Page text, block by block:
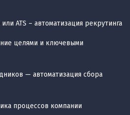
ATS – автоматизация рекрутинга
целями и ключевыми
— автоматизация сбора
процессов компании